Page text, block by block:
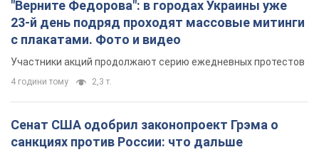
"Верните Федорова": в городах Украины уже
23-й день подряд проходят массовые митинги
с плакатами. Фото и видео
Участники акций продолжают серию ежедневных протестов
4 години тому 2,3 т.
Сенат США одобрил законопроект Грэма о
санкциях против России: что дальше